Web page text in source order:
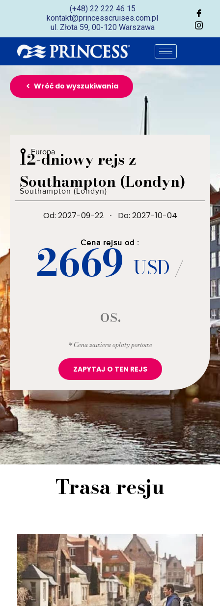
(+48) 22 222 46 15
kontakt@princesscruises.com.pl
ul. Złota 59, 00-120 Warszawa
Wróć do wyszukiwania
Europa
12-dniowy rejs z
Southampton (Londyn)
Southampton (Londyn)
Od: 2027-09-22 · Do: 2027-10-04
Cena rejsu od :
2669USD /
os.
* Cena zawiera opłaty portowe
ZAPYTAJ O TEN REJS
Trasa resju